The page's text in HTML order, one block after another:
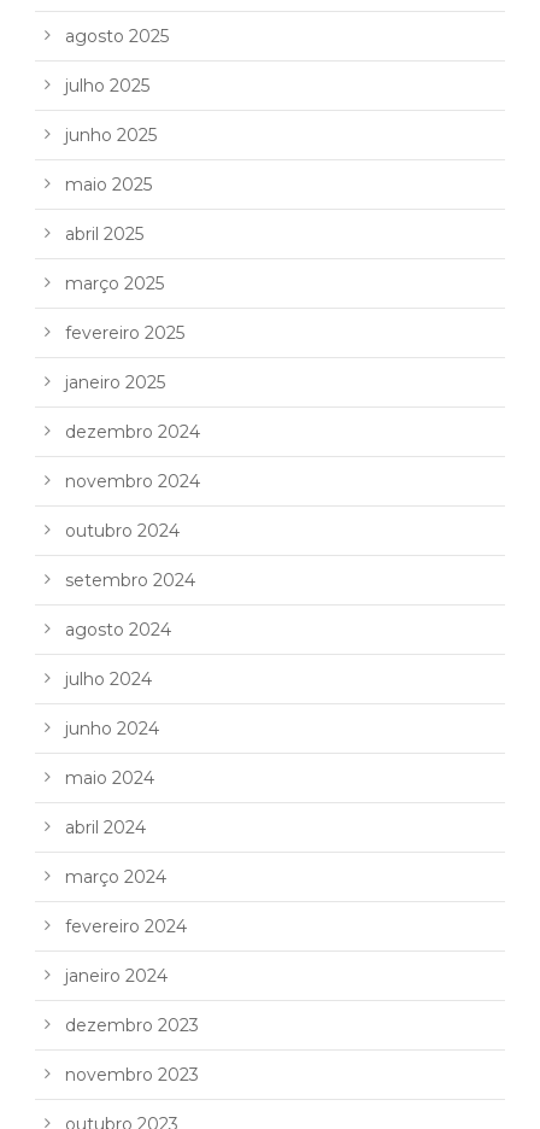
agosto 2025
julho 2025
junho 2025
maio 2025
abril 2025
março 2025
fevereiro 2025
janeiro 2025
dezembro 2024
novembro 2024
outubro 2024
setembro 2024
agosto 2024
julho 2024
junho 2024
maio 2024
abril 2024
março 2024
fevereiro 2024
janeiro 2024
dezembro 2023
novembro 2023
outubro 2023